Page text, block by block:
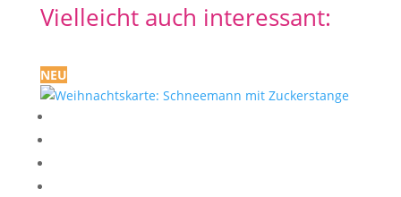
Vielleicht auch interessant:
NEU